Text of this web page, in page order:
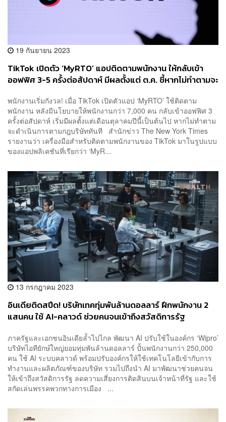
19 กันยายน 2023
TikTok เปิดตัว ‘MyRTO’ แอปติดตามพนักงาน ให้กลับเข้า
ออฟฟิศ 3-5 ครั้งต่อสัปดาห์ มีผลตั้งแต่ ต.ค. ชี้หากไม่ทำตามจะ
พนักงานเริ่มกังวล! เมื่อ TikTok เปิดตัวแอป ‘MyRTO’ ใช้ติดตาม
พนักงาน หลังมีนโยบายให้พนักงานกว่า 7,000 คน กลับเข้าออฟฟิศ 3
ครั้งต่อสัปดาห์ เริ่มมีผลตั้งแต่เดือนตุลาคมปีนี้เป็นต้นไป หากไม่ทำตาม
จะดำเนินการตามกฎบริษัททันที สำนักข่าว The New York Times
รายงานว่า เครื่องมือสำหรับติดตามพนักงานของ TikTok มาในรูปแบบ
ของแอปพลิเคชันที่เรียกว่า ‘MyR...
13 กรกฎาคม 2023
อินเดียติดสปีด! บริษัทเทคทุ่มพันล้านดอลลาร์ ฝึกพนักงาน 2
แสนคน ใช้ AI-คลาวด์ ช่วยคนจนเข้าถึงสวัสดิการรัฐ
ภาครัฐและเอกชนอินเดียล้ำไปไกล พัฒนา AI ปรับใช้ในองค์กร ‘Wipro’
บริษัทไอทียักษ์ใหญ่ยอมทุ่มพันล้านดอลลาร์ ปั้นพนักงานกว่า 250,000
คน ใช้ AI ระบบคลาวด์ พร้อมปรับองค์กรให้ใช้เทคโนโลยีเข้ากับการ
ทำงานและผลิตภัณฑ์ของบริษัท รวมไปถึงนำ AI มาพัฒนาช่วยคนจน
ให้เข้าถึงสวัสดิการรัฐ ลดความเสี่ยงการติดสินบนเจ้าหน้าที่รัฐ และใช้
สกัดเล่นพรรคพวกทางการเมือง ...